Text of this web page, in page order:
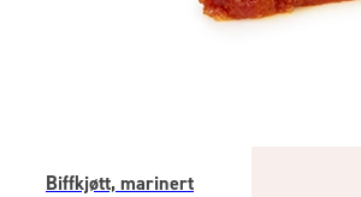
Biffkjøtt, marinert